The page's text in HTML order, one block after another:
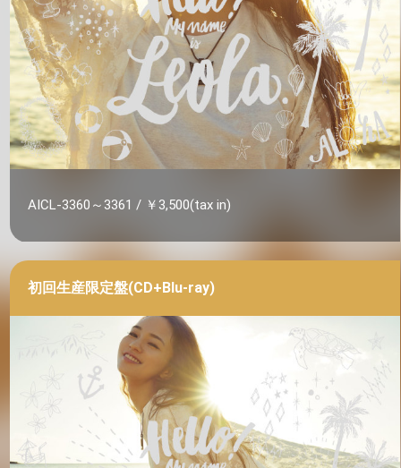
AICL-3360～3361 / ￥3,500(tax in)
初回生産限定盤(CD+Blu-ray)